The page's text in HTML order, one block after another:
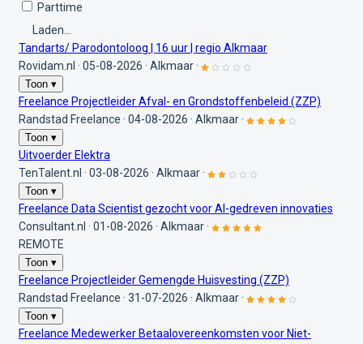
Parttime
Laden...
Tandarts/ Parodontoloog | 16 uur | regio Alkmaar
Rovidam.nl · 05-08-2026 · Alkmaar ·
Toon ▾
Freelance Projectleider Afval- en Grondstoffenbeleid (ZZP)
Randstad Freelance · 04-08-2026 · Alkmaar ·
Toon ▾
Uitvoerder Elektra
TenTalent.nl · 03-08-2026 · Alkmaar ·
Toon ▾
Freelance Data Scientist gezocht voor AI-gedreven innovaties
Consultant.nl · 01-08-2026 · Alkmaar ·
REMOTE
Toon ▾
Freelance Projectleider Gemengde Huisvesting (ZZP)
Randstad Freelance · 31-07-2026 · Alkmaar ·
Toon ▾
Freelance Medewerker Betaalovereenkomsten voor Niet-